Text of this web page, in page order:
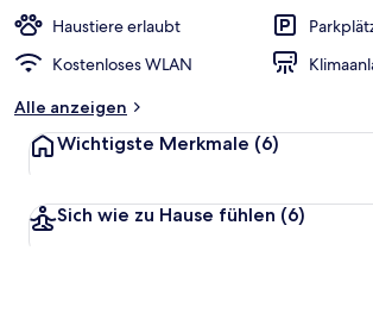
r
e
Haustiere erlaubt
Kostenloses WLAN
Alle anzeigen
Wichtigste Merkmale (6)
Sich wie zu Hause fühlen (6)